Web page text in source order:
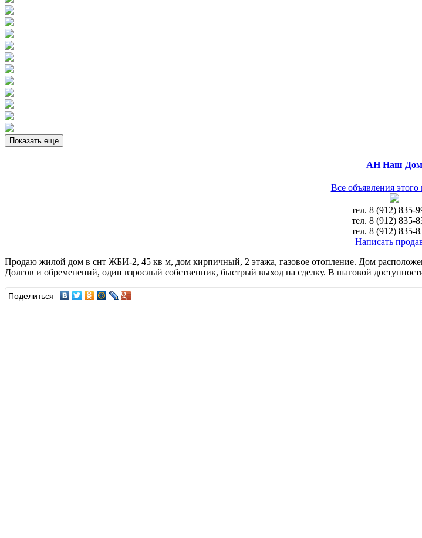
Показать еще
АН Наш Дом
Все объявления этого
тел. 8 (912) 835-
тел. 8 (912) 835-
тел. 8 (912) 835-
Написать
Продаю жилой дом в снт ЖБИ-2, 45 кв м, дом кирпичный, 2 этажа, газовое отопление. Дом
Долгов и обременений, один взрослый собственник, быстрый выход на сделку. В шаговой
Поделиться